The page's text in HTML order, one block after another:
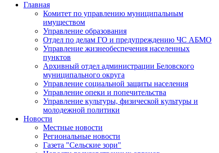
Главная
Комитет по управлению муниципальным
имуществом
Управление образования
Отдел по делам ГО и предупреждению ЧС АБМО
Управление жизнеобеспечения населенных
пунктов
Архивный отдел администрации Беловского
муниципального округа
Управление социальной защиты населения
Управление опеки и попечительства
Управление культуры, физической культуры и
молодежной политики
Новости
Местные новости
Региональные новости
Газета "Сельские зори"